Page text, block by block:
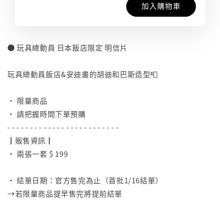
加入購物車
● 玩具總動員 日本飯店限定 明信片
玩具總動員飯店&安迪畫的胡迪和巴斯造型📮
• 限量商品
• 請把握時間下單預購
- - - - - - - - - - - - - - - - - - - - - - - - -
┃販售資訊┃
• 兩張一套 $ 199
• 結單日期：官方售完為止（首批1/16結單）
→若限量商品提早售完將提前結單